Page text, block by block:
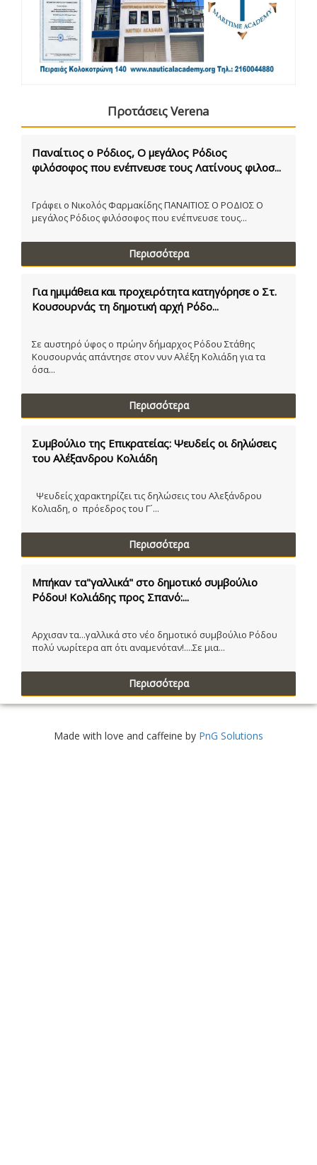
Προτάσεις Verena
Παναίτιος ο Ρόδιος, Ο μεγάλος Ρόδιος
φιλόσοφος που ενέπνευσε τους Λατίνους φιλοσ...
Γράφει ο Νικολός Φαρμακίδης ΠΑΝΑΙΤΙΟΣ Ο ΡΟΔΙΟΣ Ο
μεγάλος Ρόδιος φιλόσοφος που ενέπνευσε τους...
Περισσότερα
Για ημιμάθεια και προχειρότητα κατηγόρησε ο Στ.
Κουσουρνάς τη δημοτική αρχή Ρόδο...
Σε αυστηρό ύφος ο πρώην δήμαρχος Ρόδου Στάθης
Κουσουρνάς απάντησε στον νυν Αλέξη Κολιάδη για τα
όσα...
Περισσότερα
Συμβούλιο της Επικρατείας: Ψευδείς οι δηλώσεις
του Αλέξανδρου Κολιάδη
Ψευδείς χαρακτηρίζει τις δηλώσεις του Αλεξάνδρου
Κολιαδη, ο πρόεδρος του Γ´...
Περισσότερα
Μπήκαν τα"γαλλικά" στο δημοτικό συμβούλιο
Ρόδου! Κολιάδης προς Σπανό:...
Αρχισαν τα...γαλλικά στο νέο δημοτικό συμβούλιο Ρόδου
πολύ νωρίτερα απ ότι αναμενόταν!....Σε μια...
Περισσότερα
Made with love and caffeine by PnG Solutions